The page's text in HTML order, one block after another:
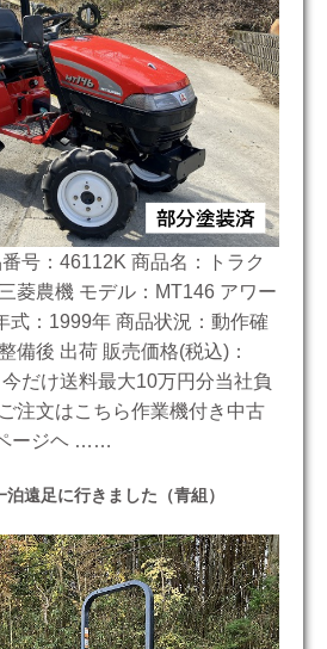
号：46112K 商品名：トラク
菱農機 モデル：MT146 アワー
式：1999年 商品状況：動作確
備後 出荷 販売価格(税込)：
だけ送料最大10万円分当社負
注文はこちら作業機付き中古
ージヘ ……
遠足に行きました（青組）